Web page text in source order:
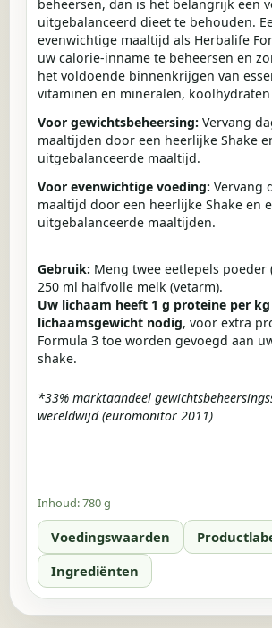
beheersen, dan is het belangrijk een
uitgebalanceerd dieet te behouden.
evenwichtige maaltijd als Herbalife
uw calorie-inname te beheersen en
het voldoende binnenkrijgen van
vitaminen en mineralen,
Voor gewichtsbeheersing: Vervang
maaltijden door een heerlijke Shake
uitgebalanceerde maaltijd.
Voor evenwichtige voeding: Vervang
maaltijd door een heerlijke Shake en
uitgebalanceerde maaltijden.
Gebruik: Meng twee eetlepels poeder
250 ml halfvolle melk (vetarm).
Uw lichaam heeft 1 g proteine per kg
lichaamsgewicht nodig, voor extra
Formula 3 toe worden gevoegd aan
shake.
*33% marktaandeel
wereldwijd (euromonitor 2011)
Inhoud:780 g
Voedingswaarden
Ingrediënten